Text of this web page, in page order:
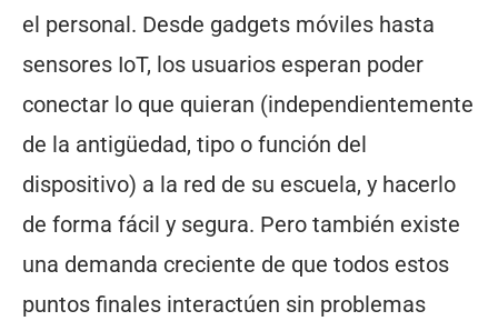
el personal. Desde gadgets móviles hasta
sensores IoT, los usuarios esperan poder
conectar lo que quieran (independientemente
de la antigüedad, tipo o función del
dispositivo) a la red de su escuela, y hacerlo
de forma fácil y segura. Pero también existe
una demanda creciente de que todos estos
puntos finales interactúen sin problemas